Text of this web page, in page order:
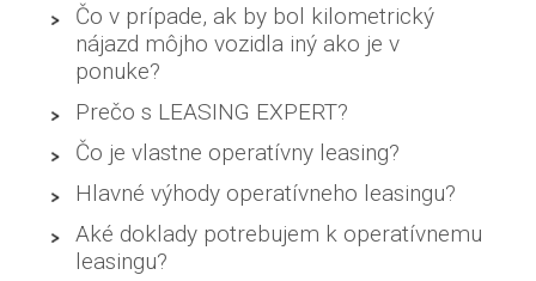
Čo v prípade, ak by bol kilometrický
nájazd môjho vozidla iný ako je v
ponuke?
Prečo s LEASING EXPERT?
Čo je vlastne operatívny leasing?
Hlavné výhody operatívneho leasingu?
Aké doklady potrebujem k operatívnemu
leasingu?